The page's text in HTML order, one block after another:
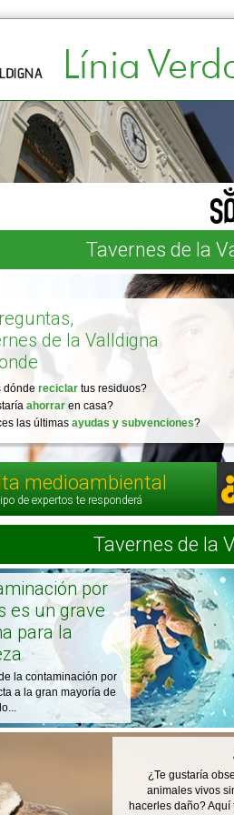
Tavernes de la
de la Valldigna
dónde reciclar tus residuos?
ahorrar en casa?
las últimas ayudas y subvenciones?
medioambiental
de expertos te responderá
Tavernes de la
por
es un grave
para la
la contaminación por
a la gran mayoría de
¿Te gustaría
animales vivos
hacerles daño?